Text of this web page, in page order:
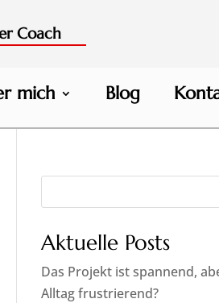
Coach
mich Blog
Aktuelle Posts
Das Projekt ist spannend,
Alltag frustrierend?